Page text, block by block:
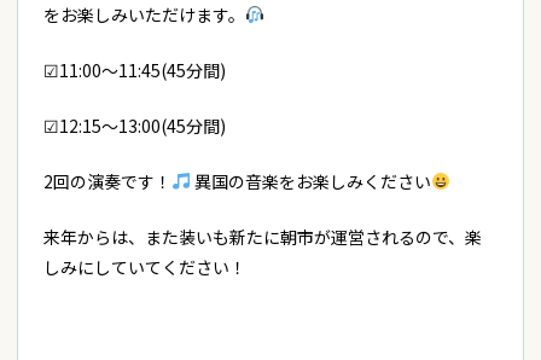
をお楽しみいただけます。
︎︎︎︎︎︎☑︎11:00〜11:45(45分間)
☑︎12:15〜13:00(45分間)
2回の演奏です！ 異国の音楽をお楽しみください
来年からは、また装いも新たに朝市が運営されるので、楽
しみにしていてください！